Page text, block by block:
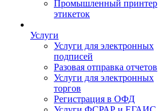
Промышленный принтер
этикеток
Услуги
Услуги для электронных
подписей
Разовая отправка отчетов
Услуги для электронных
торгов
Регистрация в ОФД